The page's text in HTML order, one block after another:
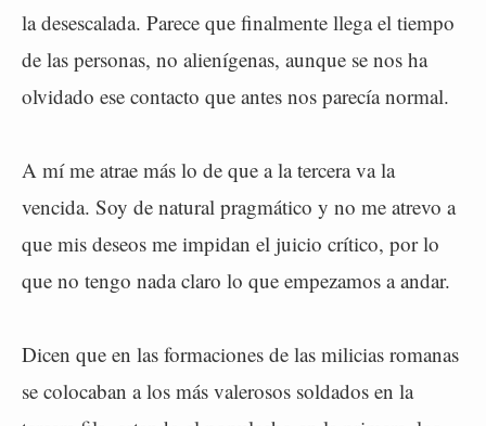
la desescalada. Parece que finalmente llega el tiempo
de las personas, no alienígenas, aunque se nos ha
olvidado ese contacto que antes nos parecía normal.
A mí me atrae más lo de que a la tercera va la
vencida. Soy de natural pragmático y no me atrevo a
que mis deseos me impidan el juicio crítico, por lo
que no tengo nada claro lo que empezamos a andar.
Dicen que en las formaciones de las milicias romanas
se colocaban a los más valerosos soldados en la